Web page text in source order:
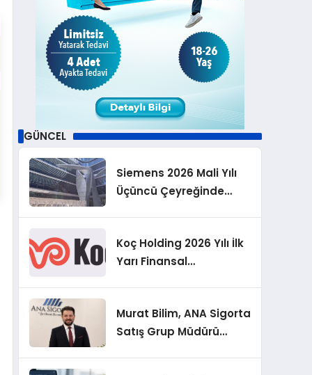
GÜNCEL
Siemens 2026 Mali Yılı
Üçüncü Çeyreğinde
Beklentisi
Koç Holding 2026 Yılı İlk
Yarı Finansal
Murat Bilim, ANA Sigorta
Satış Grup Müdürü